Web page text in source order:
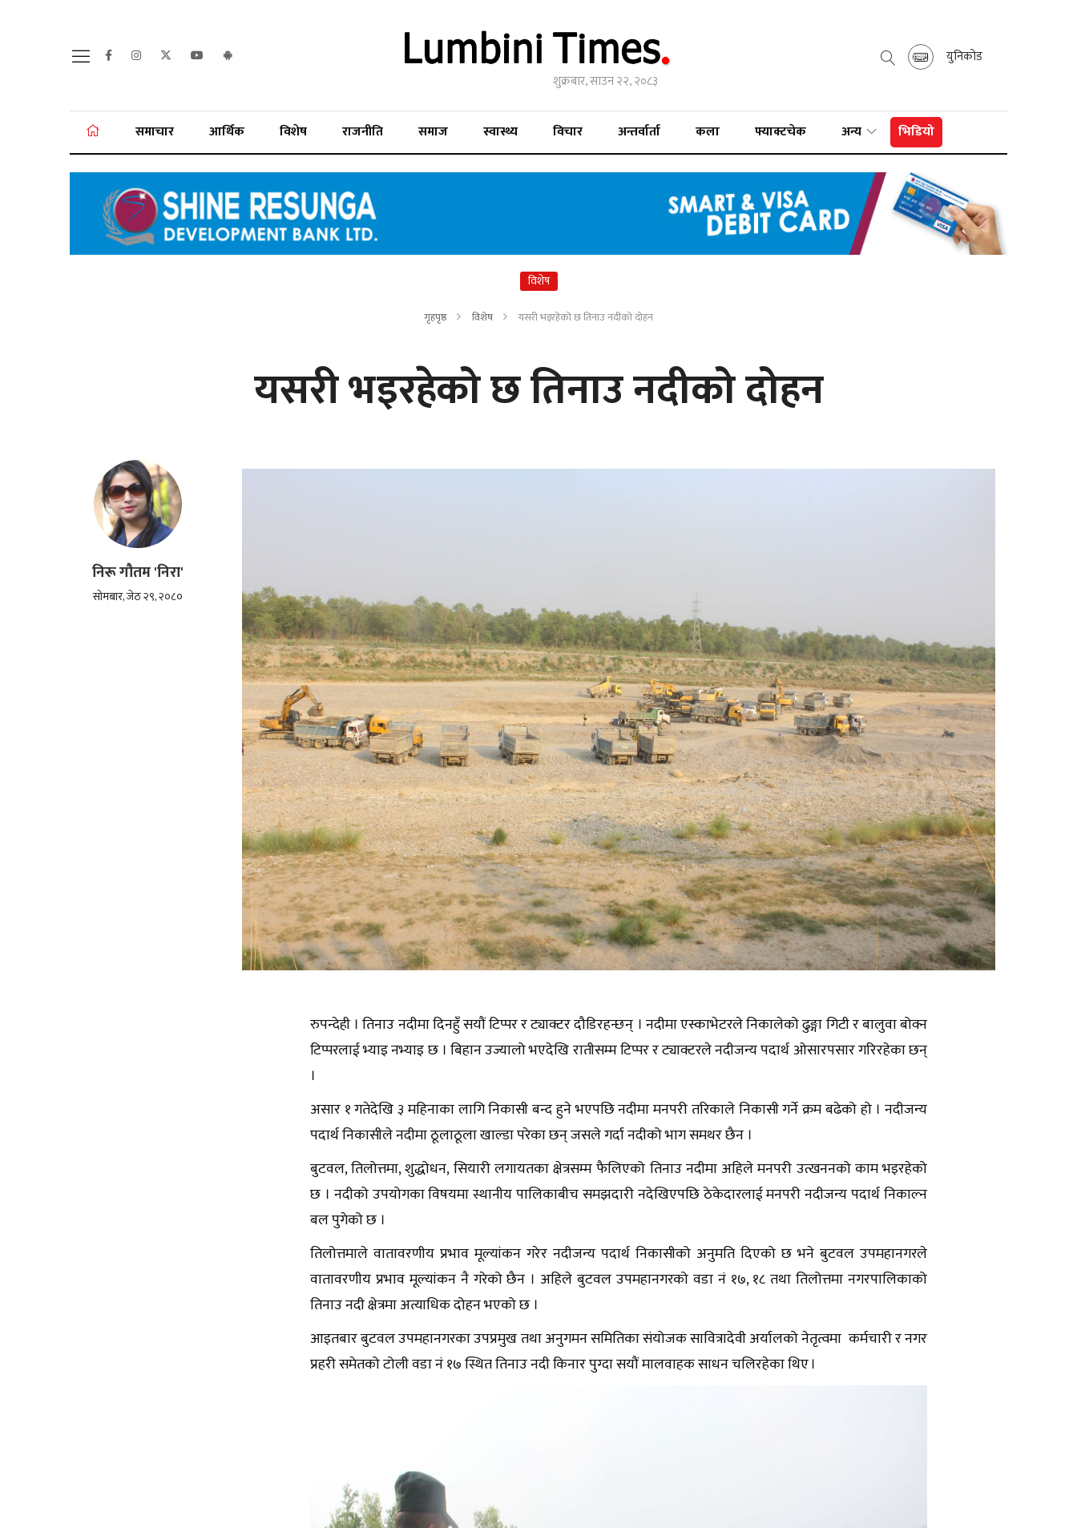
शुक्रबार, साउन २२, २०८३
युनिकोड
समाचार आर्थिक विशेष राजनीति समाज स्वास्थ्य विचार अन्तर्वार्ता कला फ्याक्टचेक अन्य भिडियो
विशेष
गृहपृष्ठ विशेष यसरी भइरहेको छ तिनाउ नदीको दोहन
यसरी भइरहेको छ तिनाउ नदीको दोहन
निरू गौतम 'निरा'
सोमबार, जेठ २९, २०८०
रुपन्देही । तिनाउ नदीमा दिनहुँ सयौं टिप्पर र ट्याक्टर दौडिरहन्छन् । नदीमा एस्काभेटरले निकालेको ढुङ्गा गिटी र बालुवा बोक्न
टिप्परलाई भ्याइ नभ्याइ छ । बिहान उज्यालो भएदेखि रातीसम्म टिप्पर र ट्याक्टरले नदीजन्य पदार्थ ओसारपसार गरिरहेका छन्
।
असार १ गतेदेखि ३ महिनाका लागि निकासी बन्द हुने भएपछि नदीमा मनपरी तरिकाले निकासी गर्ने क्रम बढेको हो । नदीजन्य
पदार्थ निकासीले नदीमा ठूलाठूला खाल्डा परेका छन् जसले गर्दा नदीको भाग समथर छैन ।
बुटवल, तिलोत्तमा, शुद्धोधन, सियारी लगायतका क्षेत्रसम्म फैलिएको तिनाउ नदीमा अहिले मनपरी उत्खननको काम भइरहेको
छ । नदीको उपयोगका विषयमा स्थानीय पालिकाबीच समझदारी नदेखिएपछि ठेकेदारलाई मनपरी नदीजन्य पदार्थ निकाल्न
बल पुगेको छ ।
तिलोत्तमाले वातावरणीय प्रभाव मूल्यांकन गरेर नदीजन्य पदार्थ निकासीको अनुमति दिएको छ भने बुटवल उपमहानगरले
वातावरणीय प्रभाव मूल्यांकन नै गरेको छैन । अहिले बुटवल उपमहानगरको वडा नं १७, १८ तथा तिलोत्तमा नगरपालिकाको
तिनाउ नदी क्षेत्रमा अत्याधिक दोहन भएको छ ।
आइतबार बुटवल उपमहानगरका उपप्रमुख तथा अनुगमन समितिका संयोजक सावित्रादेवी अर्यालको नेतृत्वमा कर्मचारी र नगर
प्रहरी समेतको टोली वडा नं १७ स्थित तिनाउ नदी किनार पुग्दा सयौं मालवाहक साधन चलिरहेका थिए ।